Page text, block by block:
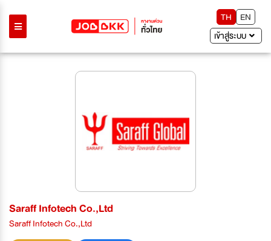
TH
EN
เข้าสู่ระบบ
Saraff Infotech Co.,Ltd
Saraff Infotech Co.,Ltd